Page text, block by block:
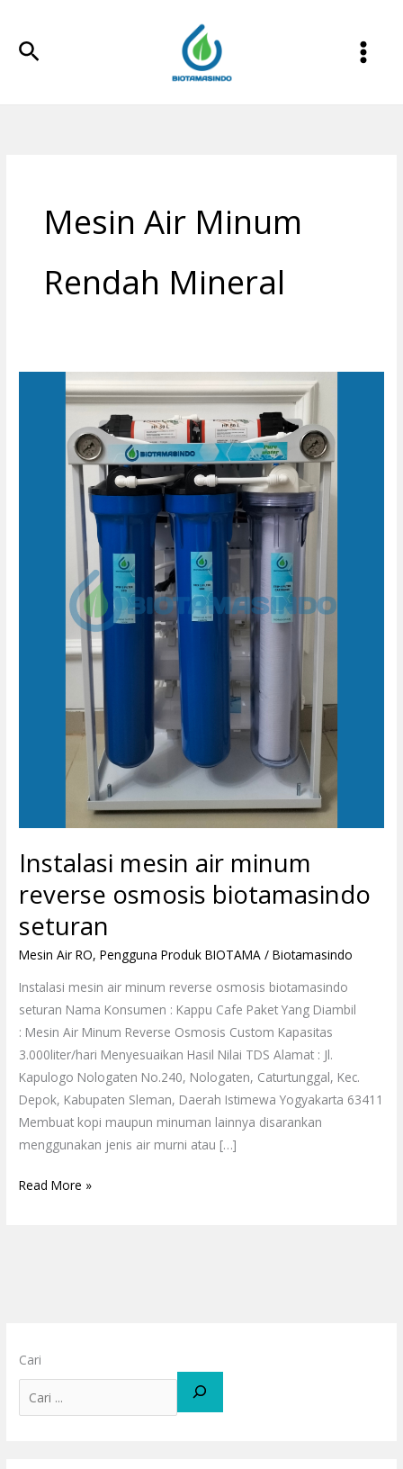
konten
Cari
Mesin Air Minum
Rendah Mineral
Instalasi mesin air minum
reverse osmosis biotamasindo
seturan
Mesin Air RO,Pengguna Produk BIOTAMA /Biotamasindo
Instalasi mesin air minum reverse osmosis biotamasindo
seturan Nama Konsumen : Kappu Cafe Paket Yang Diambil
: Mesin Air Minum Reverse Osmosis Custom Kapasitas
3.000liter/hari Menyesuaikan Hasil Nilai TDS Alamat : Jl.
Kapulogo Nologaten No.240, Nologaten, Caturtunggal, Kec.
Depok, Kabupaten Sleman, Daerah Istimewa Yogyakarta 63411
Membuat kopi maupun minuman lainnya disarankan
menggunakan jenis air murni atau […]
biotamasindo
Read More »
Cari